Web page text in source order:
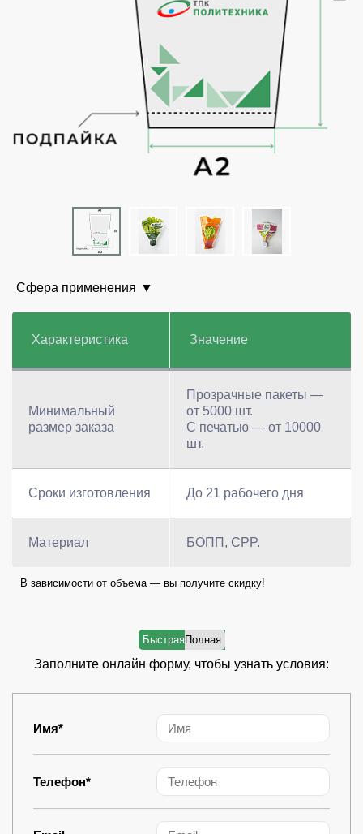
Сфера применения
Характеристика Значение
Минимальный
размер заказа
Прозрачные пакеты —
от 5000 шт.
С печатью — от 10000
шт.
Сроки изготовления До 21 рабочего дня
Материал БОПП, CPP.
В зависимости от объема — вы получите скидку!
Заполните онлайн форму, чтобы узнать условия:
Имя*
Телефон*